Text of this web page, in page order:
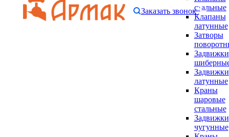
стальные
Клапаны
латунные
Затворы
Задвижки
Задвижки
латунные
Краны
шаровые
стальные
Задвижки
чугунные
Заказать звонок